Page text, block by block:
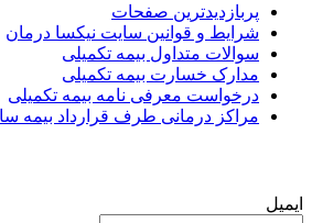
پربازدیدترین صفحات
شرایط و قوانین سایت نیکسا درمان
سوالات متداول بیمه تکمیلی
مدارک خسارت بیمه تکمیلی
درخواست معرفی نامه بیمه تکمیلی
مراکز درمانی طرف قرارداد بیمه
ایمیل